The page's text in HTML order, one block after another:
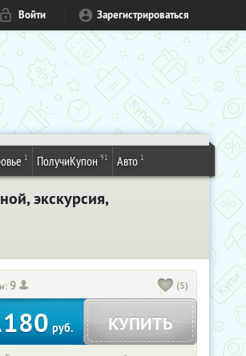
Войти Зарегистрироваться
1 ПолучиКупон 91 Авто 1
экскурсия,
9 (5)
руб. КУПИТЬ